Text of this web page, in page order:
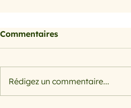
Petits farcis
Commentaires
Rédigez un commentaire...